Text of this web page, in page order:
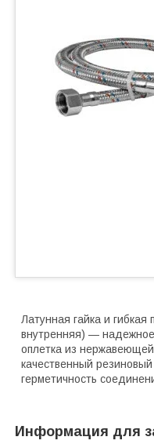
Латунная гайка и
внутренняя) —
оплетка из
качественный
герметичность
Информация для